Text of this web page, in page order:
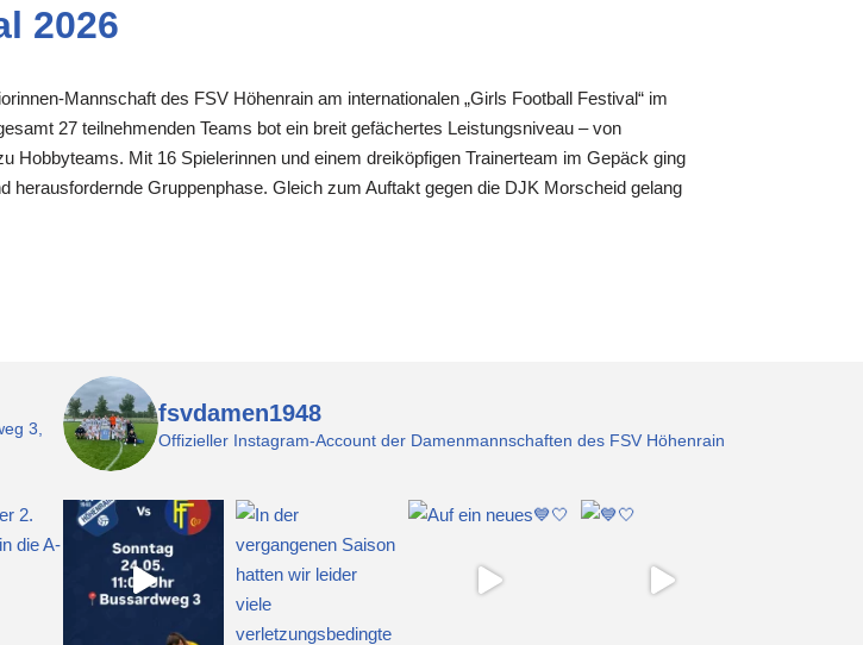
2026
Mannschaft des FSV Höhenrain am internationalen „Girls Football Festival“ im
27 teilnehmenden Teams bot ein breit gefächertes Leistungsniveau – von
Hobbyteams. Mit 16 Spielerinnen und einem dreiköpfigen Trainerteam im Gepäck ging
herausfordernde Gruppenphase. Gleich zum Auftakt gegen die DJK Morscheid gelang
3,
fsvdamen1948
Offizieller Instagram-Account der Damenmannschaften des FSV Höhenrain